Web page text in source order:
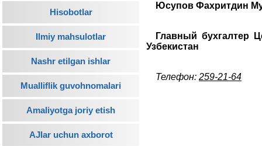
Hisobotlar
Ilmiy mahsulotlar
Nashr etilgan ishlar
Mualliflik guvohnomalari
Amaliyotga joriy etish
AJlar uchun axborot
Юсупов Фахритдин
Главный бухгалтер
Узбекистан
Телефон: 259-21-64